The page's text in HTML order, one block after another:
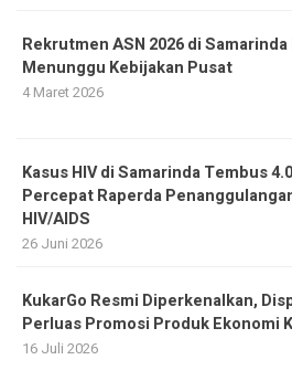
Rekrutmen ASN 2026 di Samarinda
Menunggu Kebijakan Pusat
4 Maret 2026
Kasus HIV di Samarinda Tembus
Percepat Raperda
HIV/AIDS
26 Juni 2026
KukarGo Resmi Diperkenalkan,
Perluas Promosi Produk Ekonomi
16 Juli 2026